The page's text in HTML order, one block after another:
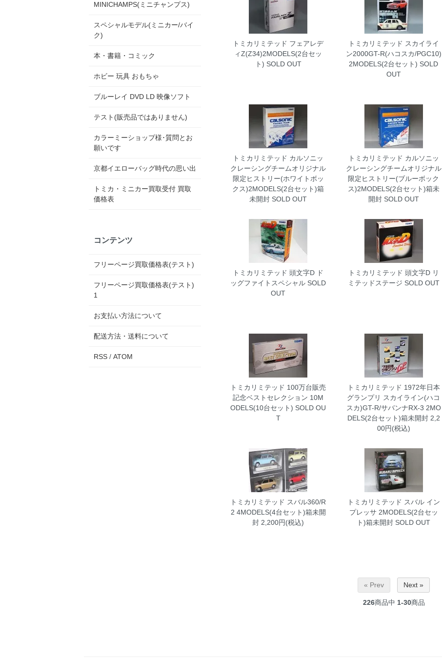
トミカリミテッド フェアレデ
ィZ(Z34)2MODELS(2台セッ
ト) SOLD OUT
トミカリミテッド スカイライ
ン2000GT-R(ハコスカ/PGC10)
2MODELS(2台セット) SOLD
OUT
トミカリミテッド カルソニッ
クレーシングチームオリジナル
限定ヒストリー(ホワイトボッ
クス)2MODELS(2台セット)箱
未開封 SOLD OUT
トミカリミテッド カルソニッ
クレーシングチームオリジナル
限定ヒストリー(ブルーボック
ス)2MODELS(2台セット)箱未
開封SOLD OUT
トミカリミテッド 頭文字D ド
ッグファイトスペシャル SOLD
OUT
トミカリミテッド 頭文字D リ
ミテッドステージ SOLD OUT
トミカリミテッド 100万台販売
記念ベストセレクション 10M
ODELS(10台セット) SOLD OU
T
トミカリミテッド 1972年日本
グランプリ スカイライン(ハコ
スカ)GT-R/サバンナRX-3 2MO
DELS(2台セット)箱未開封2,2
00円(税込)
トミカリミテッド スバル360/R
2 4MODELS(4台セット)箱未開
封 2,200円(税込)
トミカリミテッド スバル イン
プレッサ 2MODELS(2台セッ
ト)箱未開封 SOLD OUT
« Prev Next »
226商品中 1-30商品
MINICHAMPS(ミニチャンプス)
スペシャルモデル(ミニカー/バイ
ク)
本・書籍・コミック
ホビー 玩具 おもちゃ
ブルーレイ DVD LD 映像ソフト
テスト(販売品ではありません)
カラーミーショップ様･質問とお
願いです
京都イエローバッグ時代の思い出
トミカ・ミニカー買取受付 買取
価格表
コンテンツ
フリーページ買取価格表(テスト)
フリーページ買取価格表(テスト)
1
お支払い方法について
配送方法・送料について
RSS / ATOM